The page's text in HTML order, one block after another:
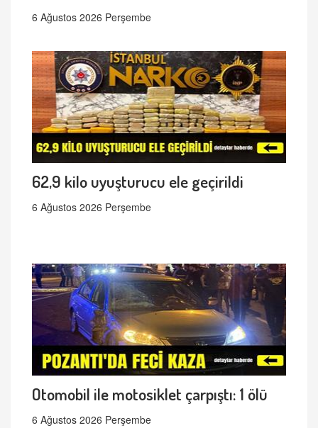
6 Ağustos 2026 Perşembe
62,9 kilo uyuşturucu ele geçirildi
6 Ağustos 2026 Perşembe
Otomobil ile motosiklet çarpıştı: 1 ölü
6 Ağustos 2026 Perşembe